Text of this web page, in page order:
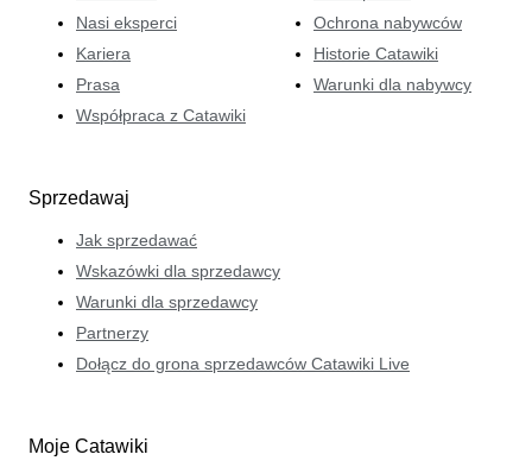
Nasi eksperci
Kariera
Prasa
Współpraca z Catawiki
Ochrona nabywców
Historie Catawiki
Warunki dla nabywcy
Sprzedawaj
Jak sprzedawać
Wskazówki dla sprzedawcy
Warunki dla sprzedawcy
Partnerzy
Dołącz do grona sprzedawców Catawiki Live
Moje Catawiki